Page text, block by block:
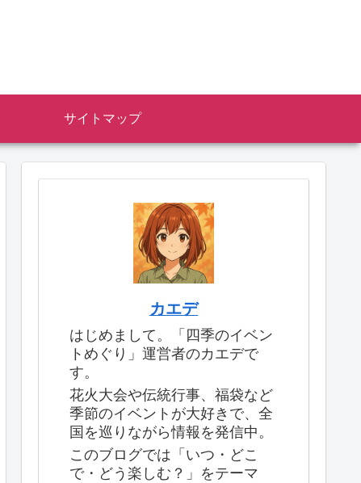
サイトマップ
カエデ
はじめまして。「四季のイベン
トめぐり」運営者のカエデで
す。
花火大会や伝統行事、福袋など
季節のイベントが大好きで、全
国を巡りながら情報を発信中。
このブログでは「いつ・どこ
で・どう楽しむ？」をテーマ